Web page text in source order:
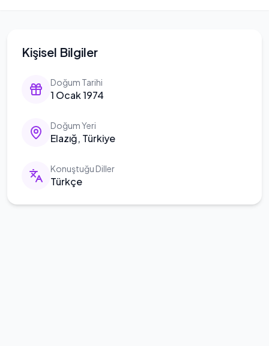
Kişisel Bilgiler
Doğum Tarihi
1 Ocak 1974
Doğum Yeri
Elazığ, Türkiye
Konuştuğu Diller
Türkçe